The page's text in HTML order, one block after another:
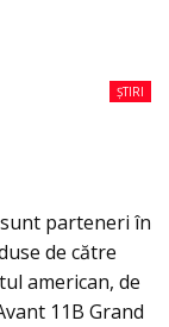
ȘTIRI
parteneri în
de către
american, de
11B Grand